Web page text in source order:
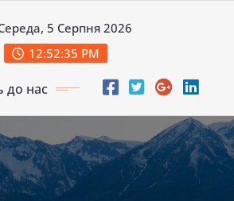
5 Серпня 2026
12:52:37 PM
до нас